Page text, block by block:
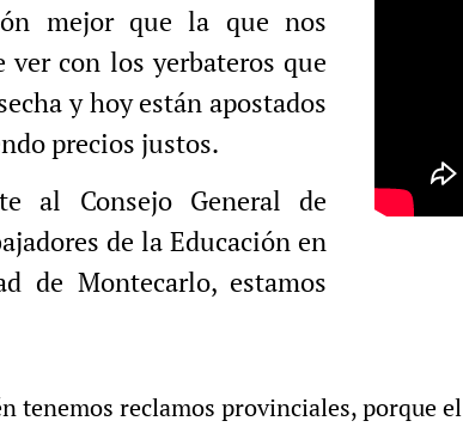
mejor que la que nos
con los yerbateros que
y hoy están apostados
precios justos.
al Consejo General de
de la Educación en
de Montecarlo, estamos
tenemos reclamos provinciales, porque